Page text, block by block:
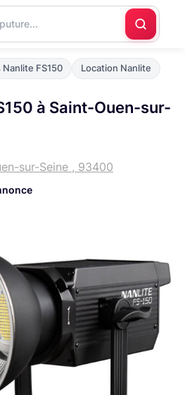
FS150 Location Nanlite
à Saint-Ouen-sur-
sur-Seine , 93400